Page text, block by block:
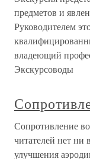
предметов и
Руководителем
владеющий
Экскурсоводы
Сопротивление
читателей нет ни
улучшения